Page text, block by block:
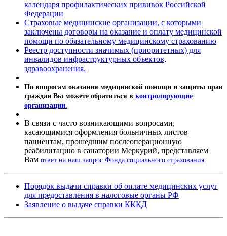
календаря профилактических прививок Российской
Федерации
Страховые медицинские организации, с которыми
заключены договоры на оказание и оплату медицинской
помощи по обязательному медицинскому страхованию
Реестр доступности значимых (приоритетных) для
инвалидов инфраструктурных объектов,
здравоохранения.
По вопросам оказания медицинской помощи и защиты прав
граждан Вы можете обратиться в контролирующие
организации.
В связи с часто возникающими вопросами,
касающимися оформления больничных листов
пациентам, прошедшим послеоперационную
реабилитацию в санатории Меркурий, представляем
Вам ответ на наш запрос Фонда социального страхования
Порядок выдачи справки об оплате медицинских услуг
для предоставления в налоговые органы РФ
Заявление о выдаче справки КККД